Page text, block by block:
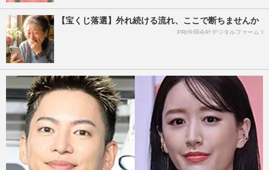
【宝くじ落選】外れ続ける流れ、ここで断ちませんか
PR(合同会社デジタルファーム )